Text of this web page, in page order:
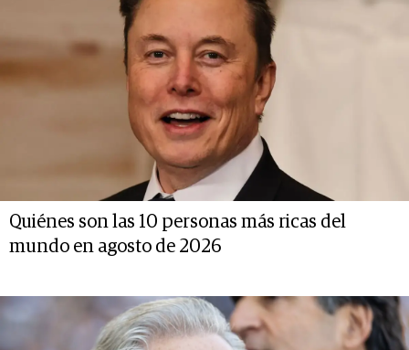
Quiénes son las 10 personas más ricas del
mundo en agosto de 2026